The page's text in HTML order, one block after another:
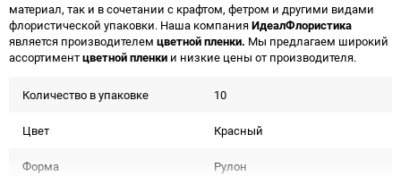
материал, так и в сочетании с крафтом, фетром и другими видами
флористической упаковки. Наша компанияИдеалФлористика
является производителем цветной пленки. Мы предлагаем широкий
ассортиментцветной пленки и низкие цены от производителя.
Количество в упаковке 10
Цвет Красный
Форма Рулон